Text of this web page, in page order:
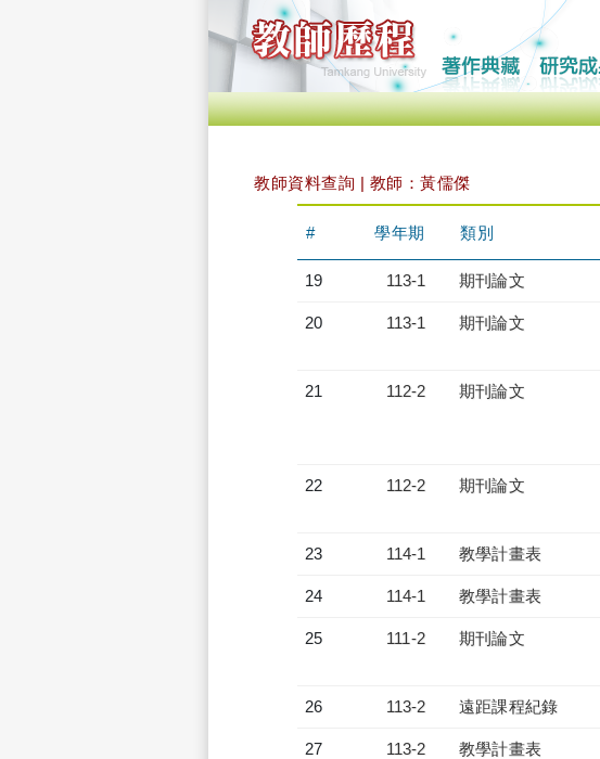
教師資料查詢 | 教師：黃儒傑
# 學年期 類別
19 113-1 期刊論文
20 113-1 期刊論文
21 112-2 期刊論文
22 112-2 期刊論文
23 114-1 教學計畫表
24 114-1 教學計畫表
25 111-2 期刊論文
26 113-2 遠距課程紀錄
27 113-2 教學計畫表